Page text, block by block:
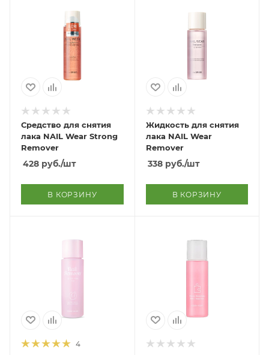
Средство для снятия
лака NAIL Wear Strong
Remover
428 руб./шт
В КОРЗИНУ
Жидкость для снятия
лака NAIL Wear
Remover
338руб./шт
В КОРЗИНУ
4